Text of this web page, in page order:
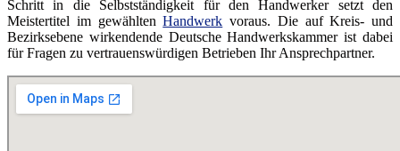
Schritt in die Selbstständigkeit für den Handwerker setzt den
Meistertitel im gewähltenHandwerk voraus. Die auf Kreis- und
Bezirksebene wirkendende Deutsche Handwerkskammer ist dabei
für Fragen zu vertrauenswürdigen Betrieben Ihr Ansprechpartner.